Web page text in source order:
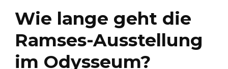
Wie lange geht die
Ramses-Ausstellung
im Odysseum?